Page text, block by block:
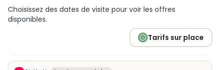
Choisissez des dates de visite pour voir les offres
disponibles.
Tarifs sur place